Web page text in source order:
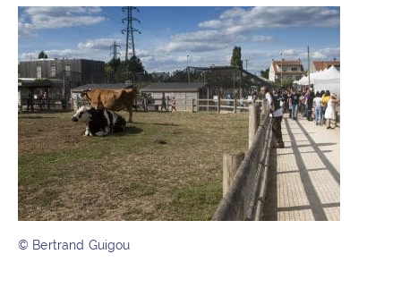
© Bertrand Guigou